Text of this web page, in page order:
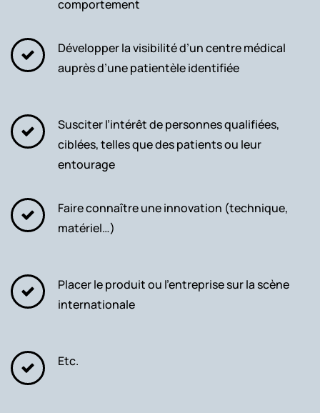
comportement
Développer la visibilité d’un centre médical
auprès d’une patientèle identifiée
Susciter l’intérêt de personnes qualifiées,
ciblées, telles que des patients ou leur
entourage
Faire connaître une innovation (technique,
matériel…)
Placer le produit ou l’entreprise sur la scène
internationale
Etc.